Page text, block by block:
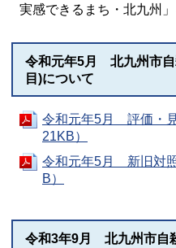
実感できるまち・北九州
令和元年5月 北九州市自
目)について
令和元年5月 評価・
21KB）
令和元年5月 新旧対
B）
令和3年9月 北九州市自